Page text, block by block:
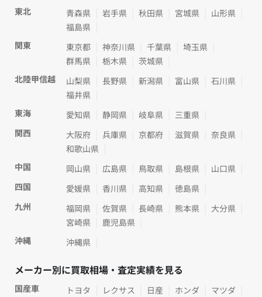
東北 青森県 岩手県 秋田県 宮城県
山形県
福島県
関東
東京都 神奈川県 千葉県
埼玉県
群馬県
栃木県
茨城県
北陸甲信越
山梨県 長野県 新潟県 富山県
石川県
福井県
東海
愛知県 静岡県 岐阜県
三重県
関西
大阪府 兵庫県 京都府 滋賀県
奈良県
和歌山県
中国
岡山県 広島県 鳥取県 島根県
山口県
四国
愛媛県 香川県 高知県
徳島県
九州
福岡県 佐賀県 長崎県 熊本県
大分県
宮崎県
鹿児島県
沖縄
沖縄県
メーカー別に買取相場・査定実績を見る
国産車 トヨタ レクサス 日産 ホンダ
マツダ